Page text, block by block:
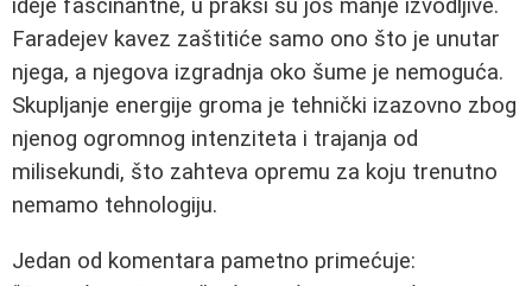
ideje fascinantne, u praksi su još manje izvodljive.
Faradejev kavez zaštitiće samo ono što je unutar
njega, a njegova izgradnja oko šume je nemoguća.
Skupljanje energije groma je tehnički izazovno zbog
njenog ogromnog intenziteta i trajanja od
milisekundi, što zahteva opremu za koju trenutno
nemamo tehnologiju.
Jedan od komentara pametno primećuje: